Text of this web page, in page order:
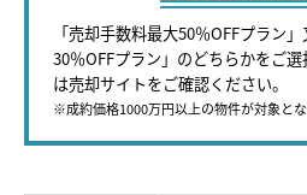
「売却手数料最大50％OFFプラン
30％OFFプラン」のどちらかをご
は売却サイトをご確認ください。
※成約価格1000万円以上の物件が対象とな